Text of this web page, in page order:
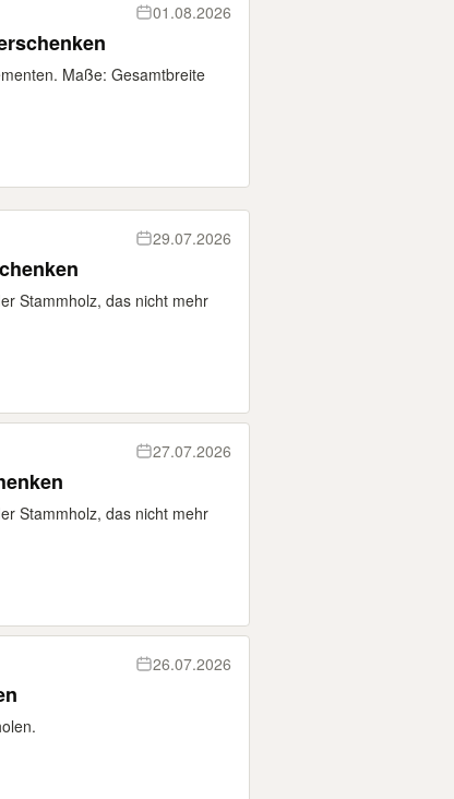
01.08.2026
Maße: Gesamtbreite
29.07.2026
Stammholz, das nicht mehr
27.07.2026
Stammholz, das nicht mehr
26.07.2026